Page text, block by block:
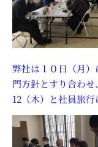
弊社は１０日（月
門方針とすり合わせ
12（木）と社員旅行